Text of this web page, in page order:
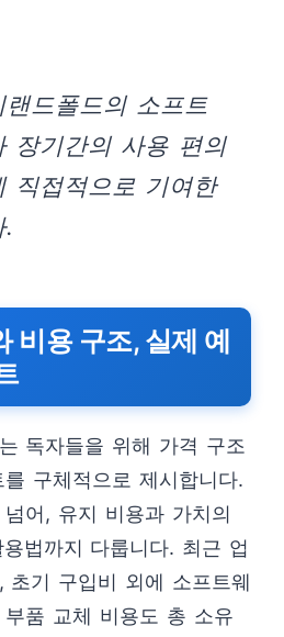
드폴드의 소프트
장기간의 사용 편의
직접적으로 기여한
비용 구조, 실제 예
독자들을 위해 가격 구조
구체적으로 제시합니다.
어, 유지 비용과 가치의
법까지 다룹니다. 최근 업
초기 구입비 외에 소프트웨
품 교체 비용도 총 소유